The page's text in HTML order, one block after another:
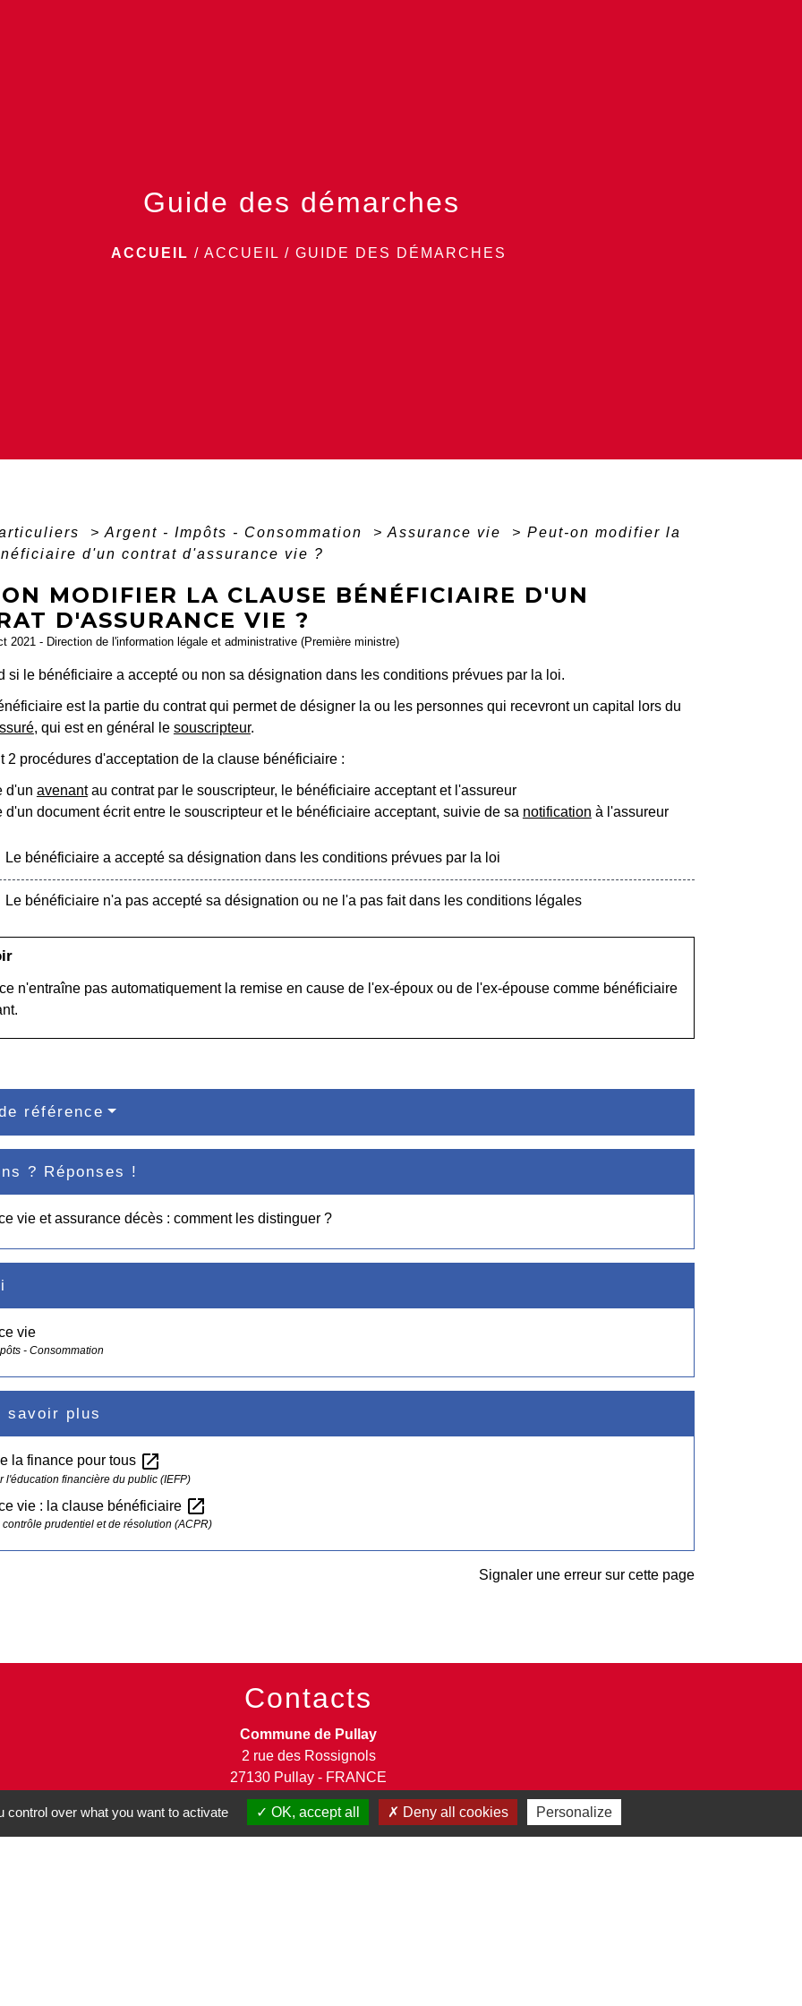
Guide des démarches
ACCUEIL / ACCUEIL / GUIDE DES DÉMARCHES
> Argent - Impôts - Consommation > Assurance vie > Peut-on modifier la
d'un contrat d'assurance vie ?
MODIFIER LA CLAUSE BÉNÉFICIAIRE D'UN
D'ASSURANCE VIE ?
2021 - Direction de l'information légale et administrative (Première ministre)
si le bénéficiaire a accepté ou non sa désignation dans les conditions prévues par la loi.
est la partie du contrat qui permet de désigner la ou les personnes qui recevront un capital lors du
, qui est en général le souscripteur.
2 procédures d'acceptation de la clause bénéficiaire :
d'un avenantau contrat par le souscripteur, le bénéficiaire acceptant et l'assureur
d'un document écrit entre le souscripteur et le bénéficiaire acceptant, suivie de sa notification à l'assureur
Le bénéficiaire a accepté sa désignation dans les conditions prévues par la loi
Le bénéficiaire n'a pas accepté sa désignation ou ne l'a pas fait dans les conditions légales
n'entraîne pas automatiquement la remise en cause de l'ex-époux ou de l'ex-épouse comme bénéficiaire
référence
? Réponses !
vie et assurance décès : comment les distinguer ?
vie
- Consommation
savoir plus
la finance pour tous open_in_new
l'éducation financière du public (IEFP)
vie : la clause bénéficiaire open_in_new
contrôle prudentiel et de résolution (ACPR)
Signaler une erreur sur cette page
Contacts
Commune de Pullay
2 rue des Rossignols
27130 Pullay - FRANCE
+33 2 32 32 18 58
over what you want to activate OK, accept all Deny all cookies Personalize